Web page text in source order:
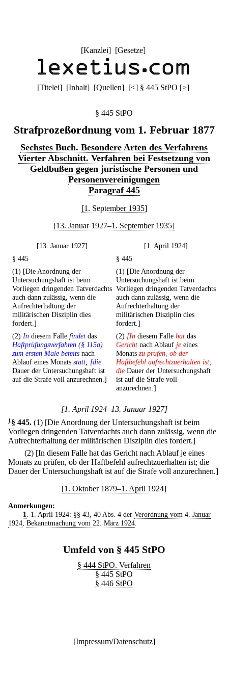
[Kanzlei] [Gesetze]
[Titelei] [Inhalt] [Quellen] [<] § 445 StPO [>]
§ 445 StPO
Strafprozeßordnung vom 1. Februar 1877
Sechstes Buch. Besondere Arten des Verfahrens
Vierter Abschnitt. Verfahren bei Festsetzung von
Geldbußen gegen juristische Personen und
Personenvereinigungen
Paragraf 445
[1. September 1935]
[13. Januar 1927–1. September 1935]
[13. Januar 1927]
[1. April 1924]
§ 445
§ 445
(1) [Die Anordnung der
Untersuchungshaft ist beim
Vorliegen dringenden Tatverdachts
auch dann zulässig, wenn die
Aufrechterhaltung der
militärischen Disziplin dies
fordert.]
(1) [Die Anordnung der
Untersuchungshaft ist beim
Vorliegen dringenden Tatverdachts
auch dann zulässig, wenn die
Aufrechterhaltung der
militärischen Disziplin dies
fordert.]
(2) In diesem Falle findet das
Haftprüfungsverfahren (§ 115a)
zum ersten Male bereits nach
Ablauf eines Monats statt; [die
Dauer der Untersuchungshaft ist
auf die Strafe voll anzurechnen.]
(2) [In diesem Falle hat das
Gericht nach Ablauf je eines
Monats zu prüfen, ob der
Haftbefehl aufrechtzuerhalten ist;
die Dauer der Untersuchungshaft
ist auf die Strafe voll
anzurechnen.]
[1. April 1924–13. Januar 1927]
1§ 445. (1) [Die Anordnung der Untersuchungshaft ist beim
Vorliegen dringenden Tatverdachts auch dann zulässig, wenn die
Aufrechterhaltung der militärischen Disziplin dies fordert.]
(2) [In diesem Falle hat das Gericht nach Ablauf je eines
Monats zu prüfen, ob der Haftbefehl aufrechtzuerhalten ist; die
Dauer der Untersuchungshaft ist auf die Strafe voll anzurechnen.]
[1. Oktober 1879–1. April 1924]
Anmerkungen:
1
. 1. April 1924: §§ 43, 40 Abs. 4 der Verordnung vom 4. Januar
1924 Bekanntmachung vom 22. März 1924
Umfeld von § 445 StPO
§ 444 StPO. Verfahren
§ 445 StPO
§ 446 StPO
[Impressum/Datenschutz]